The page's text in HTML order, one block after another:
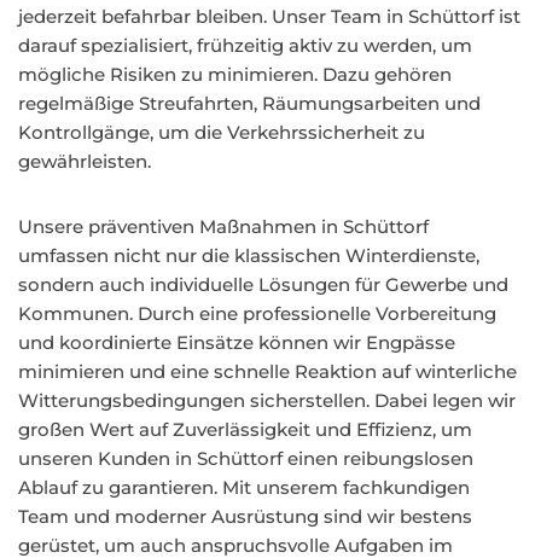
jederzeit befahrbar bleiben. Unser Team in Schüttorf ist
darauf spezialisiert, frühzeitig aktiv zu werden, um
mögliche Risiken zu minimieren. Dazu gehören
regelmäßige Streufahrten, Räumungsarbeiten und
Kontrollgänge, um die Verkehrssicherheit zu
gewährleisten.
Unsere präventiven Maßnahmen in Schüttorf
umfassen nicht nur die klassischen Winterdienste,
sondern auch individuelle Lösungen für Gewerbe und
Kommunen. Durch eine professionelle Vorbereitung
und koordinierte Einsätze können wir Engpässe
minimieren und eine schnelle Reaktion auf winterliche
Witterungsbedingungen sicherstellen. Dabei legen wir
großen Wert auf Zuverlässigkeit und Effizienz, um
unseren Kunden in Schüttorf einen reibungslosen
Ablauf zu garantieren. Mit unserem fachkundigen
Team und moderner Ausrüstung sind wir bestens
gerüstet, um auch anspruchsvolle Aufgaben im